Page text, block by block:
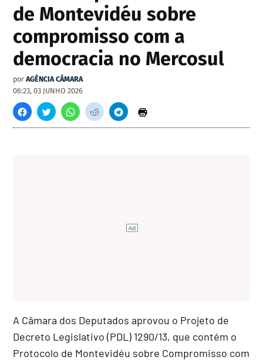
de Montevidéu sobre
compromisso com a
democracia no Mercosul
por AGÊNCIA CÂMARA
06:23, 03 JUNHO 2026
A Câmara dos Deputados aprovou o Projeto de
Decreto Legislativo (PDL) 1290/13, que contém o
Protocolo de Montevidéu sobre Compromisso com